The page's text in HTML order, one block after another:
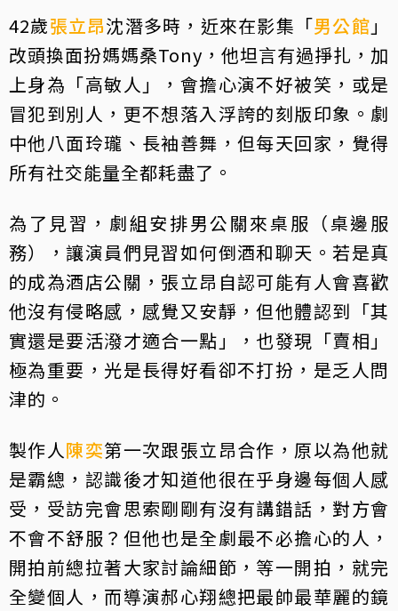
42歲張立昂沈潛多時，近來在影集「男公館 」
改頭換面扮媽媽桑Tony，他坦言有過掙扎，加
上身為「高敏人」，會擔心演不好被笑，或是
冒犯到別人，更不想落入浮誇的刻版印象。劇
中他八面玲瓏、長袖善舞，但每天回家，覺得
所有社交能量全都耗盡了。
為了見習，劇組安排男公關來桌服（桌邊服
務），讓演員們見習如何倒酒和聊天。若是真
的成為酒店公關，張立昂自認可能有人會喜歡
他沒有侵略感，感覺又安靜，但他體認到「其
實還是要活潑才適合一點」，也發現「賣相」
極為重要，光是長得好看卻不打扮，是乏人問
津的。
製作人陳奕第一次跟張立昂合作，原以為他就
是霸總，認識後才知道他很在乎身邊每個人感
受，受訪完會思索剛剛有沒有講錯話，對方會
不會不舒服？但他也是全劇最不必擔心的人，
開拍前總拉著大家討論細節，等一開拍，就完
全變個人，而導演郝心翔總把最帥最華麗的鏡